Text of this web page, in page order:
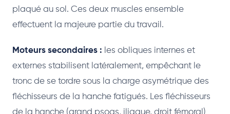
plaqué au sol. Ces deux muscles ensemble
effectuent la majeure partie du travail.
Moteurs secondaires : les obliques internes et
externes stabilisent latéralement, empêchant le
tronc de se tordre sous la charge asymétrique des
fléchisseurs de la hanche fatigués. Les fléchisseurs
de la hanche (grand psoas, iliaque, droit fémoral)